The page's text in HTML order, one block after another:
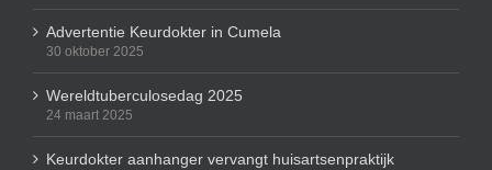
Advertentie Keurdokter in Cumela
30 oktober 2025
Wereldtuberculosedag 2025
24 maart 2025
Keurdokter aanhanger vervangt huisartsenpraktijk